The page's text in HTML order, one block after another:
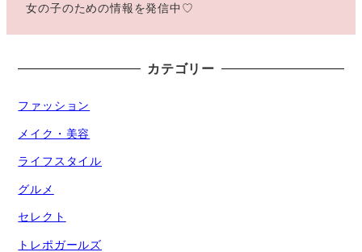
女の子のための情報を発信中♡
カテゴリー
ファッション
メイク・美容
ライフスタイル
グルメ
セレクト
トレポガールズ